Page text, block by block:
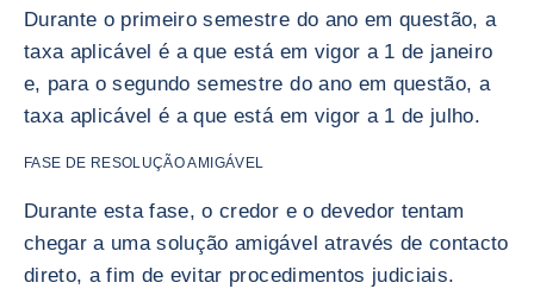
Durante o primeiro semestre do ano em questão, a
taxa aplicável é a que está em vigor a 1 de janeiro
e, para o segundo semestre do ano em questão, a
taxa aplicável é a que está em vigor a 1 de julho.
FASE DE RESOLUÇÃO AMIGÁVEL
Durante esta fase, o credor e o devedor tentam
chegar a uma solução amigável através de contacto
direto, a fim de evitar procedimentos judiciais.